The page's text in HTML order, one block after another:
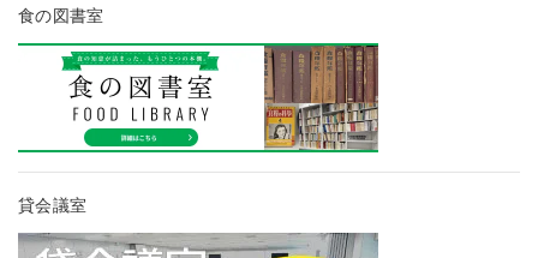
食の図書室
貸会議室